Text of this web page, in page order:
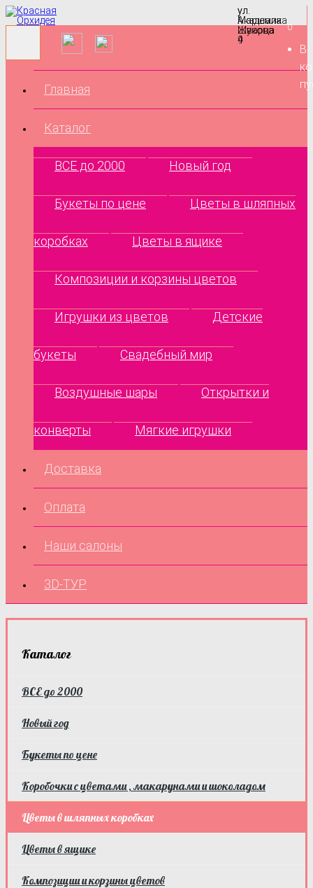
ул.
Маршала
Жукова
9
ул.
Академика
Шварца
4
0
В
Главная
Каталог
ВСЕ до 2000 Новый год
Букеты по цене Цветы в шляпных
коробках Цветы в ящике
Композиции и корзины цветов
Игрушки из цветов Детские
букеты Свадебный мир
Воздушные шары Открытки и
конверты Мягкие игрушки
Доставка
Оплата
Наши салоны
3D-ТУР
Каталог
ВСЕ до 2000
Новый год
Букеты по цене
Коробочки с цветами , макарунами и шоколадом
Цветы в шляпных коробках
Цветы в ящике
Композиции и корзины цветов